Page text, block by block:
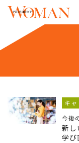
キャ
今後
新し
学び